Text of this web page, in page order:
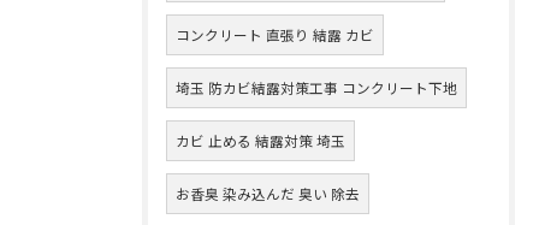
コンクリート 直張り 結露 カビ
埼玉 防カビ結露対策工事 コンクリート下地
カビ 止める 結露対策 埼玉
お香臭 染み込んだ 臭い 除去